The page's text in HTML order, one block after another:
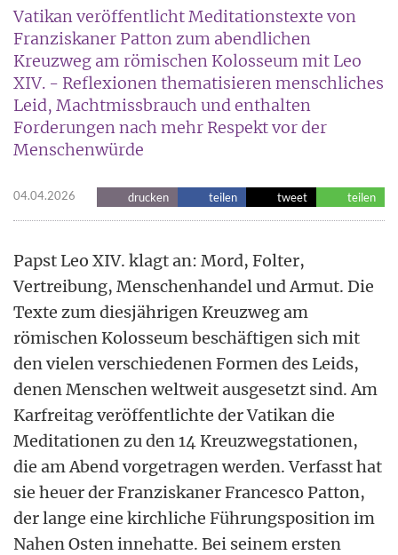
Vatikan veröffentlicht Meditationstexte von
Franziskaner Patton zum abendlichen
Kreuzweg am römischen Kolosseum mit Leo
XIV. - Reflexionen thematisieren menschliches
Leid, Machtmissbrauch und enthalten
Forderungen nach mehr Respekt vor der
Menschenwürde
04.04.2026 drucken teilen tweet teilen
Papst Leo XIV. klagt an: Mord, Folter,
Vertreibung, Menschenhandel und Armut. Die
Texte zum diesjährigen Kreuzweg am
römischen Kolosseum beschäftigen sich mit
den vielen verschiedenen Formen des Leids,
denen Menschen weltweit ausgesetzt sind. Am
Karfreitag veröffentlichte der Vatikan die
Meditationen zu den 14 Kreuzwegstationen,
die am Abend vorgetragen werden. Verfasst hat
sie heuer der Franziskaner Francesco Patton,
der lange eine kirchliche Führungsposition im
Nahen Osten innehatte. Bei seinem ersten